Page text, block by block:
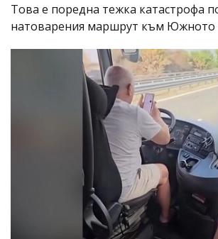
Това е поредна тежка катастрофа
натоварения маршрут към